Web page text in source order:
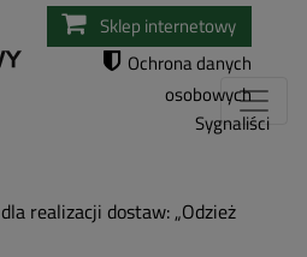
Przejdź
do
Sklep internetowy
Ochrona danych
osobowych
Sygnaliści
realizacji dostaw: „Odzież